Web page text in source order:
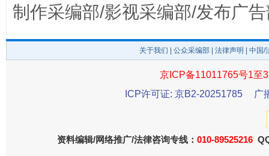
制作采编部/影视采编部/发布广
关于我们 公众采编部 法律声明 | 中国
京ICP备11011765号1至
ICP许可证: 京B2-20251785
广
资料编辑/网络推广/法律咨询专线： 010-89525216